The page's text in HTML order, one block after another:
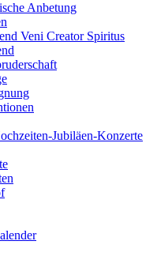
Anbetung
Veni Creator Spiritus
Jubiläen-Konzerte